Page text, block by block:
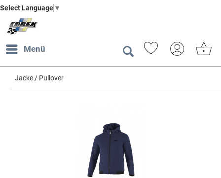
Select Language ▼
Menü
Jacke / Pullover